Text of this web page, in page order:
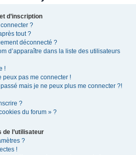
d’inscription
?
tout ?
déconnecté ?
d’apparaître dans la liste des utilisateurs
!
peux pas me connecter !
mais je ne peux plus me connecter ?!
?
du forum » ?
l’utilisateur
?
!